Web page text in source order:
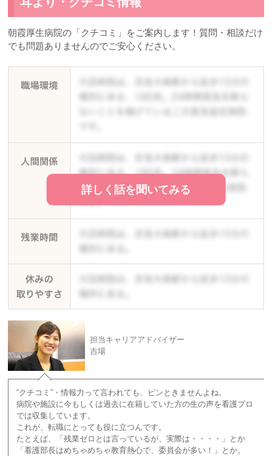
朝霞厚生病院の「クチコミ」をご案内します！質問・相談だけ
でも問題ありませんのでご安心ください。
詳しく話を聞いてみる
担当キャリアアドバイザー
吉場
“クチコミ”・情報力って言われても、ピンときませんよね。
病院や施設に今もしくは過去に在籍していた方の生の声を看護プロ
では収集しています。
これが、転職にとっても役に立つんです。
たとえば、「残業ゼロとは言っているが、実際は・・・・」とか
「看護部長はめちゃめちゃ教育熱心で、委員会が多い！」とか。